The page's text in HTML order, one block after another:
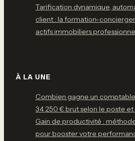
Tarification dynamique,
client : la formation-
actifs immobiliers
À LA UNE
Combien gagne un
34 250 € brut selon le poste et
Gain de productivité :
pour booster votre